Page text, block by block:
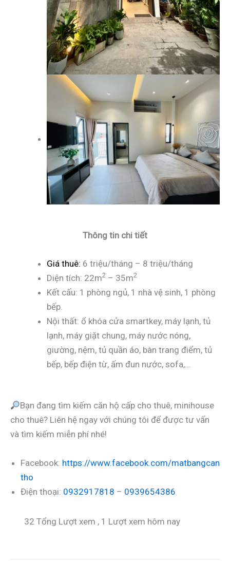
Thông tin chi tiết
Giá thuê: 6 triệu/tháng – 8 triệu/tháng
Diện tích: 22m2 – 35m2
Kết cấu: 1 phòng ngủ, 1 nhà vệ sinh, 1 phòng
bếp.
Nội thất: ổ khóa cửa smartkey, máy lạnh, tủ
lạnh, máy giặt chung, máy nước nóng,
giường, nệm, tủ quần áo, bàn trang điểm, tủ
bếp, bếp điện từ, ấm đun nước, sofa,…
Bạn đang tìm kiếm căn hộ cấp cho thuê, minihouse
cho thuê? Liên hệ ngay với chúng tôi để được tư vấn
và tìm kiếm miễn phí nhé!
Facebook: https://www.facebook.com/matbangcan
tho
Điện thoại: 0932917818 – 0939654386
32 Tổng Lượt xem , 1 Lượt xem hôm nay